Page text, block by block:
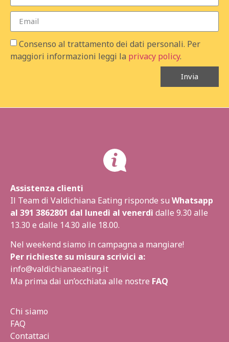
Consenso al trattamento dei dati personali. Per
maggiori informazioni leggi la privacy policy.
Invia
Assistenza clienti
Il Team di Valdichiana Eating risponde su Whatsapp
al 391 3862801 dal lunedì al venerdì dalle 9.30 alle
13.30 e dalle 14.30 alle 18.00.
Nel weekend siamo in campagna a mangiare!
Per richieste su misura scrivici a:
info@valdichianaeating.it
Ma prima dai un’occhiata alle nostre FAQ
Chi siamo
FAQ
Contattaci